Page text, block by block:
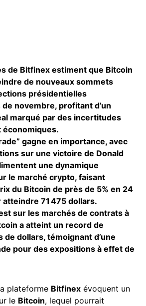
de Bitfinex estiment que Bitcoin
de nouveaux sommets
présidentielles
novembre, profitant d’un
marqué par des incertitudes
économiques.
gagne en importance, avec
sur une victoire de Donald
une dynamique
le marché crypto, faisant
du Bitcoin de près de 5% en 24
71 475 dollars.
sur les marchés de contrats à
a atteint un record de
de dollars, témoignant d’une
pour des expositions à effet de
plateforme Bitfinex évoquent un
le Bitcoin, lequel pourrait